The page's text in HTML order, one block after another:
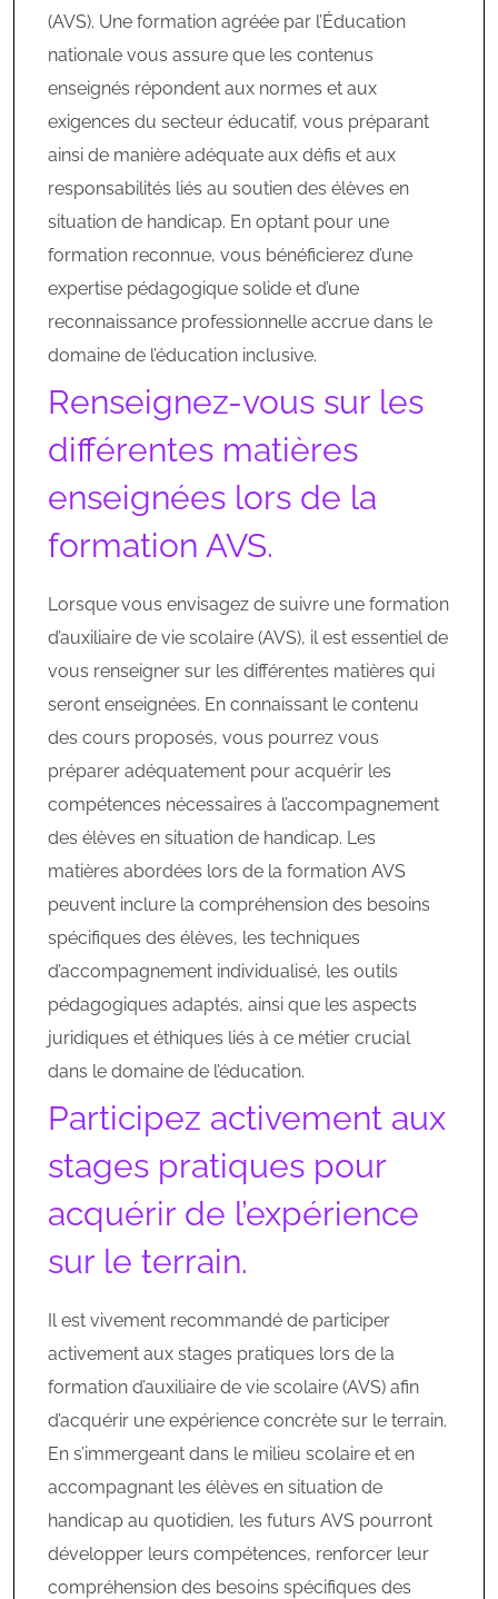
(AVS). Une formation agréée par l’Éducation
nationale vous assure que les contenus
enseignés répondent aux normes et aux
exigences du secteur éducatif, vous préparant
ainsi de manière adéquate aux défis et aux
responsabilités liés au soutien des élèves en
situation de handicap. En optant pour une
formation reconnue, vous bénéficierez d’une
expertise pédagogique solide et d’une
reconnaissance professionnelle accrue dans le
domaine de l’éducation inclusive.
Renseignez-vous sur les
différentes matières
enseignées lors de la
formation AVS.
Lorsque vous envisagez de suivre une formation
d’auxiliaire de vie scolaire (AVS), il est essentiel de
vous renseigner sur les différentes matières qui
seront enseignées. En connaissant le contenu
des cours proposés, vous pourrez vous
préparer adéquatement pour acquérir les
compétences nécessaires à l’accompagnement
des élèves en situation de handicap. Les
matières abordées lors de la formation AVS
peuvent inclure la compréhension des besoins
spécifiques des élèves, les techniques
d’accompagnement individualisé, les outils
pédagogiques adaptés, ainsi que les aspects
juridiques et éthiques liés à ce métier crucial
dans le domaine de l’éducation.
Participez activement aux
stages pratiques pour
acquérir de l’expérience
sur le terrain.
Il est vivement recommandé de participer
activement aux stages pratiques lors de la
formation d’auxiliaire de vie scolaire (AVS) afin
d’acquérir une expérience concrète sur le terrain.
En s’immergeant dans le milieu scolaire et en
accompagnant les élèves en situation de
handicap au quotidien, les futurs AVS pourront
développer leurs compétences, renforcer leur
compréhension des besoins spécifiques des